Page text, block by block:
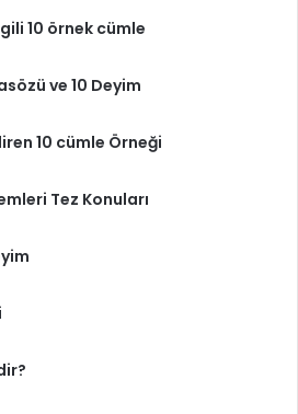
10 örnek cümle
ve 10 Deyim
10 cümle Örneği
Tez Konuları